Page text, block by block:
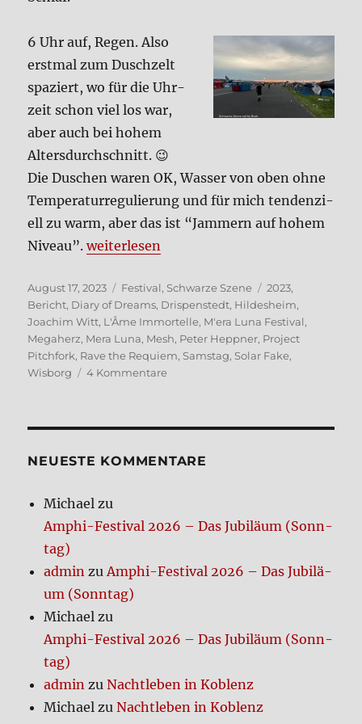
6 Uhr auf, Regen. Also
erst­mal zum Dusch­zelt
spa­ziert, wo für die Uhr­
zeit schon viel los war,
aber auch bei hohem
Alters­durch­schnitt. 😉
Die Duschen waren OK, Was­ser von oben ohne
Tem­pe­ra­tur­re­gu­lie­rung und für mich ten­den­zi­
ell zu warm, aber das ist “Jam­mern auf hohem
Niveau”.„M’era Luna 2023 – der Sams­tag“
wei­ter­le­sen
Veröffentlicht
am
August 17, 2023 Kategorien
Festival, Schwarze Szene Schlagwörter
2023,
Bericht, Diary of Dreams, Drispenstedt, Hildesheim,
Joachim Witt, L'Âme Immortelle, M'era Luna Festival,
Megaherz, Mera Luna, Mesh, Peter Heppner, Project
Pitchfork, Rave the Requiem, Samstag, Solar Fake,
Wisborg
4 Kommentare
der
NEUE­STE KOM­MEN­TA­RE
Michael zu
Amphi-Festi­val 2026 – Das Jubi­lä­um (Sonn­
tag)
admin zuAmphi-Festi­val 2026 – Das Jubi­lä­
um (Sonn­tag)
Michael zu
Amphi-Festi­val 2026 – Das Jubi­lä­um (Sonn­
tag)
admin zuNacht­le­ben in Koblenz
Michael zuNacht­le­ben in Koblenz